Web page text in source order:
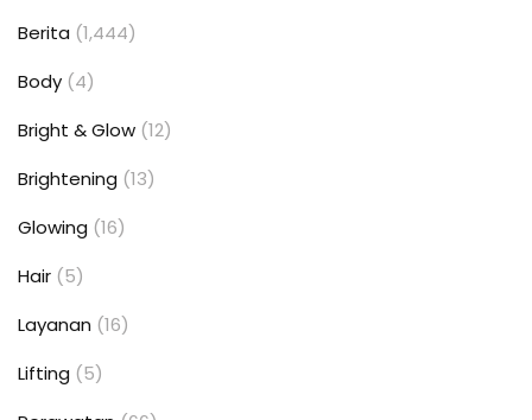
Berita (1,444)
Body (4)
Bright & Glow (12)
Brightening (13)
Glowing (16)
Hair (5)
Layanan (16)
Lifting (5)